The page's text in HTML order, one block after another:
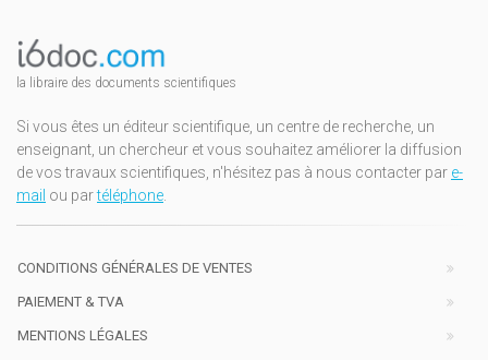
la libraire des documents scientifiques
Si vous êtes un éditeur scientifique, un centre de recherche, un
enseignant, un chercheur et vous souhaitez améliorer la diffusion
de vos travaux scientifiques, n'hésitez pas à nous contacter par e-
mail ou partéléphone.
CONDITIONS GÉNÉRALES DE VENTES
PAIEMENT & TVA
MENTIONS LÉGALES